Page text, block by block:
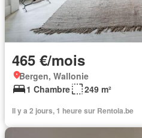
465 €/mois
Bergen, Wallonie
1 Chambre
249 m²
Il y a 2 jours, 1 heure sur Rentola.be